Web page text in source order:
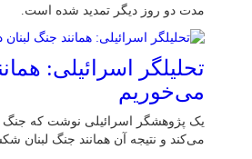
مدت دو روز دیگر تمدید شده است.
تحلیلگر اسرائیلی:
می‌خوریم
یک پژوهشگر اسرائیلی نوشت که جنگ
می‌کند و نتیجه آن همانند جنگ لبنان